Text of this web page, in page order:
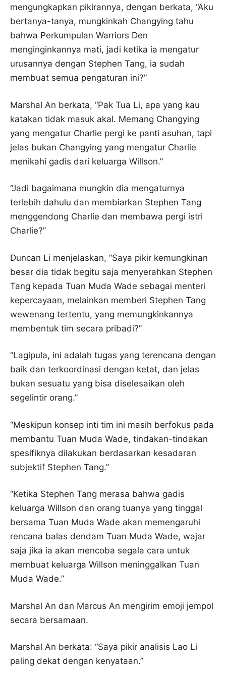
mengungkapkan pikirannya, dengan berkata, “Aku
bertanya-tanya, mungkinkah Changying tahu
bahwa Perkumpulan Warriors Den
menginginkannya mati, jadi ketika ia mengatur
urusannya dengan Stephen Tang, ia sudah
membuat semua pengaturan ini?”
Marshal An berkata, “Pak Tua Li, apa yang kau
katakan tidak masuk akal. Memang Changying
yang mengatur Charlie pergi ke panti asuhan, tapi
jelas bukan Changying yang mengatur Charlie
menikahi gadis dari keluarga Willson.”
“Jadi bagaimana mungkin dia mengaturnya
terlebih dahulu dan membiarkan Stephen Tang
menggendong Charlie dan membawa pergi istri
Charlie?”
Duncan Li menjelaskan, “Saya pikir kemungkinan
besar dia tidak begitu saja menyerahkan Stephen
Tang kepada Tuan Muda Wade sebagai menteri
kepercayaan, melainkan memberi Stephen Tang
wewenang tertentu, yang memungkinkannya
membentuk tim secara pribadi?”
“Lagipula, ini adalah tugas yang terencana dengan
baik dan terkoordinasi dengan ketat, dan jelas
bukan sesuatu yang bisa diselesaikan oleh
segelintir orang.”
“Meskipun konsep inti tim ini masih berfokus pada
membantu Tuan Muda Wade, tindakan-tindakan
spesifiknya dilakukan berdasarkan kesadaran
subjektif Stephen Tang.”
“Ketika Stephen Tang merasa bahwa gadis
keluarga Willson dan orang tuanya yang tinggal
bersama Tuan Muda Wade akan memengaruhi
rencana balas dendam Tuan Muda Wade, wajar
saja jika ia akan mencoba segala cara untuk
membuat keluarga Willson meninggalkan Tuan
Muda Wade.”
Marshal An dan Marcus An mengirim emoji jempol
secara bersamaan.
Marshal An berkata: “Saya pikir analisis Lao Li
paling dekat dengan kenyataan.”